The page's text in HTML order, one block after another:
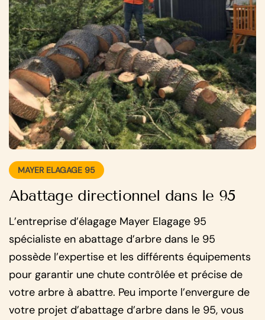
MAYER ELAGAGE 95
Abattage directionnel dans le 95
L’entreprise d’élagage Mayer Elagage 95
spécialiste en abattage d’arbre dans le 95
possède l’expertise et les différents équipements
pour garantir une chute contrôlée et précise de
votre arbre à abattre. Peu importe l’envergure de
votre projet d’abattage d’arbre dans le 95, vous